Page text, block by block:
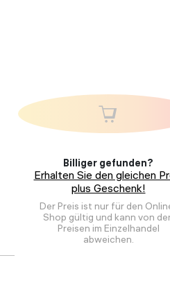
Billiger gefunden?
Erhalten Sie den gleichen
plus Geschenk!
Der Preis ist nur für den
Shop gültig und kann von
Preisen im Einzelhandel
abweichen.